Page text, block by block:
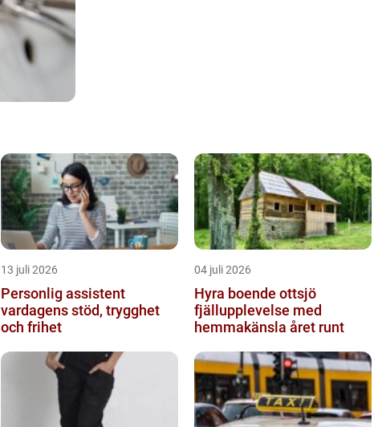
13 juli 2026
Personlig assistent
vardagens stöd, trygghet
och frihet
04 juli 2026
Hyra boende ottsjö
fjällupplevelse med
hemmakänsla året runt